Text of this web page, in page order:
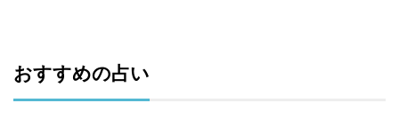
おすすめの占い